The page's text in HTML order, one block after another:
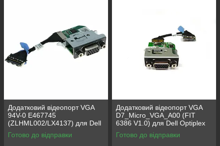
Додатковий відеопорт VGA
94V-0 E467745
(ZLHML002/LX4137) для Dell
Optiplex micro
Готово до відправки
Додатковий відеопорт VGA
D7_Micro_VGA_A00 (FIT
6386 V1.0) для Dell Optiplex
micro
Готово до відправки